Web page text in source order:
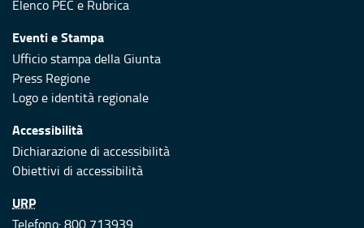
Elenco PEC e Rubrica
Eventi e Stampa
Ufficio stampa della Giunta
Press Regione
Logo e identità regionale
Accessibilità
Dichiarazione di accessibilità
Obiettivi di accessibilità
URP
Telefono: 800 713939